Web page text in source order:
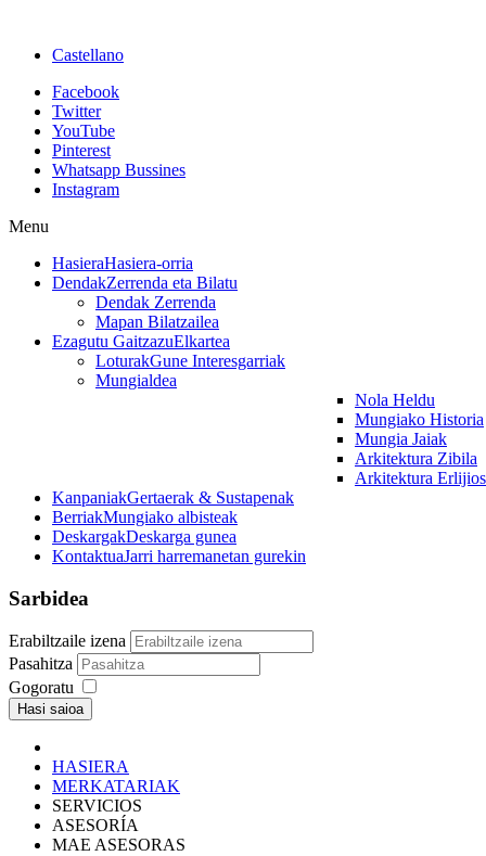
Castellano
Facebook
Twitter
YouTube
Pinterest
Whatsapp Bussines
Instagram
Menu
HasieraHasiera-orria
DendakZerrenda eta Bilatu
Dendak Zerrenda
Mapan Bilatzailea
Ezagutu GaitzazuElkartea
LoturakGune Interesgarriak
Mungialdea
Nola Heldu
Mungiako Historia
Mungia Jaiak
Arkitektura Zibila
Arkitektura
KanpaniakGertaerak & Sustapenak
BerriakMungiako albisteak
DeskargakDeskarga gunea
KontaktuaJarri harremanetan gurekin
Sarbidea
Erabiltzaile izena
Pasahitza
Gogoratu
Hasi saioa
HASIERA
MERKATARIAK
SERVICIOS
ASESORÍA
MAE ASESORAS